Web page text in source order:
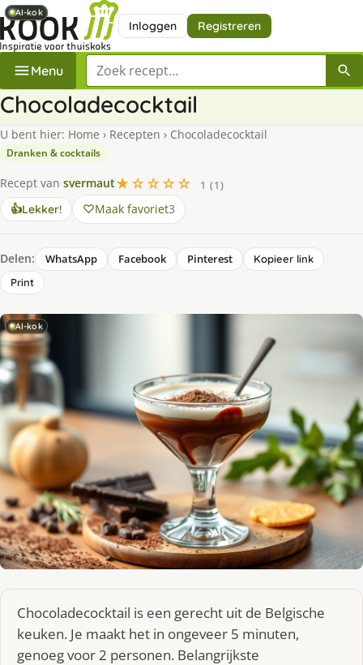
Inloggen Registreren
Menu Zoek een recept
Chocoladecocktail
U bent hier: Home › Recepten › Chocoladecocktail
Dranken & cocktails
Recept van svermaut★☆☆☆☆
1 (1)
👍Lekker! Maak favoriet3
Delen: WhatsApp Facebook Pinterest
Kopieer link
Print
AI-kok
Chocoladecocktail is een gerecht uit de Belgische
keuken. Je maakt het in ongeveer 5 minuten,
genoeg voor 2 personen. Belangrijkste
AI-kok
AI-kok
AI-kok